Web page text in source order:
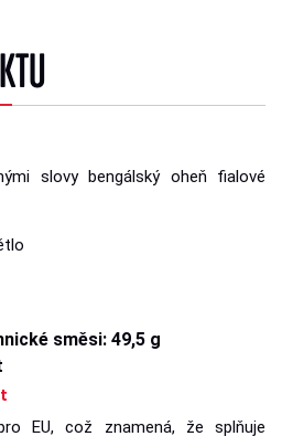
slovy bengálský oheň fialové
směsi: 49,5 g
EU, což znamená, že splňuje